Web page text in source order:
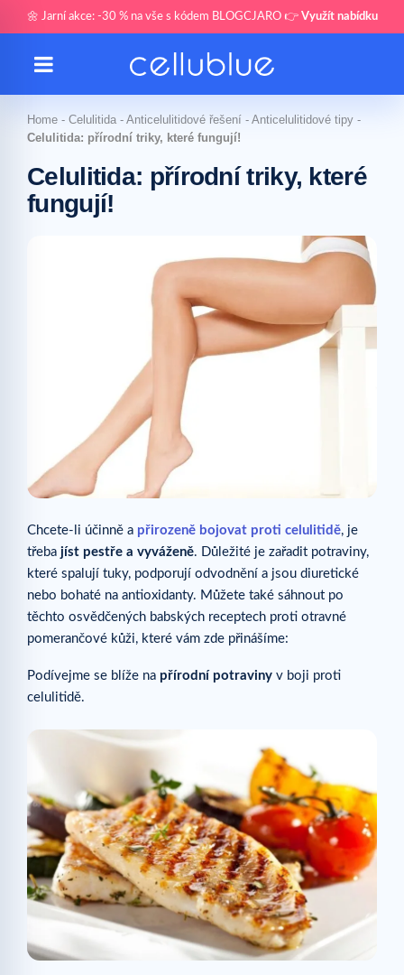
🌼 Jarní akce: -30 % na vše s kódem BLOGCJARO 👉 Využít nabídku
Home - Celulitida - Anticelulitidové řešení - Anticelulitidové tipy -
Celulitida: přírodní triky, které fungují!
Celulitida: přírodní triky, které
fungují!
Chcete-li účinně a přirozeně bojovat proti celulitidě, je
třeba jíst pestře a vyváženě. Důležité je zařadit potraviny,
které spalují tuky, podporují odvodnění a jsou diuretické
nebo bohaté na antioxidanty. Můžete také sáhnout po
těchto osvědčených babských receptech proti otravné
pomerančové kůži, které vám zde přinášíme:
Podívejme se blíže na přírodní potraviny v boji proti
celulitidě.